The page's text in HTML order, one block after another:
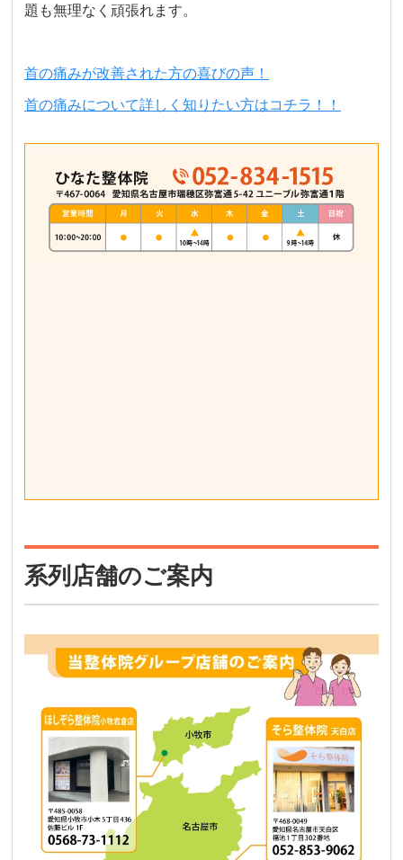
題も無理なく頑張れます。
首の痛みが改善された方の喜びの声！
首の痛みについて詳しく知りたい方はコチラ！！
系列店舗のご案内